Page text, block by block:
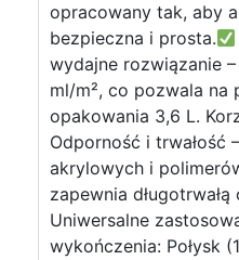
opracowany tak, aby
bezpieczna i prosta.
wydajne rozwiązanie
ml/m², co pozwala na
opakowania 3,6 L.
Odporność i trwałość
akrylowych i
zapewnia
Uniwersalne
wykończenia: Połysk